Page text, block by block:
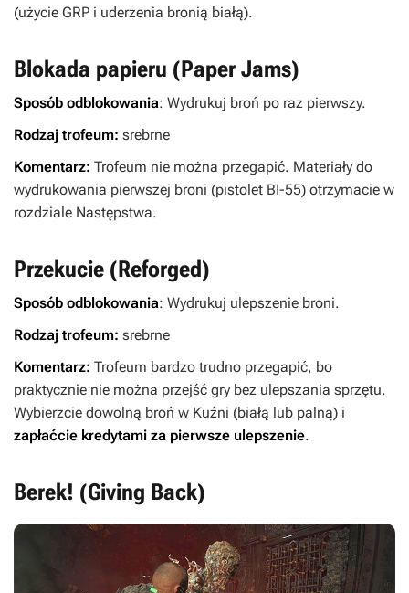
(użycie GRP i uderzenia bronią białą).
Blokada papieru (Paper Jams)
Sposób odblokowania: Wydrukuj broń po raz pierwszy.
Rodzaj trofeum: srebrne
Komentarz: Trofeum nie można przegapić. Materiały do
wydrukowania pierwszej broni (pistolet BI-55) otrzymacie w
rozdziale Następstwa.
Przekucie (Reforged)
Sposób odblokowania: Wydrukuj ulepszenie broni.
Rodzaj trofeum: srebrne
Komentarz: Trofeum bardzo trudno przegapić, bo
praktycznie nie można przejść gry bez ulepszania sprzętu.
Wybierzcie dowolną broń w Kuźni (białą lub palną) i
zapłaćcie kredytami za pierwsze ulepszenie.
Berek! (Giving Back)